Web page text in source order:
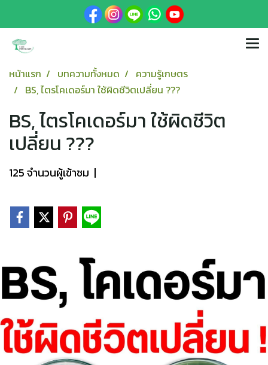
หน้าแรก บทความทั้งหมด
ความรู้เกษตร
BS, ไตรโคเดอร์มา ใช้ผิดชีวิตเปลี่ยน ???
BS, ไตรโคเดอร์มา ใช้ผิดชีวิต
เปลี่ยน ???
125 จำนวนผู้เข้าชม |